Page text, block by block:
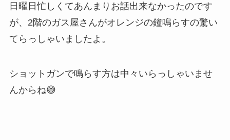
日曜日忙しくてあんまりお話出来なかったのです
が、2階のガス屋さんがオレンジの鐘鳴らすの驚い
てらっしゃいましたよ。
ショットガンで鳴らす方は中々いらっしゃいませ
んからね😅